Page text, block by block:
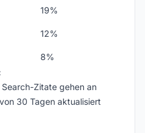
19%
12%
8%
Zitate gehen an
30 Tagen aktualisiert